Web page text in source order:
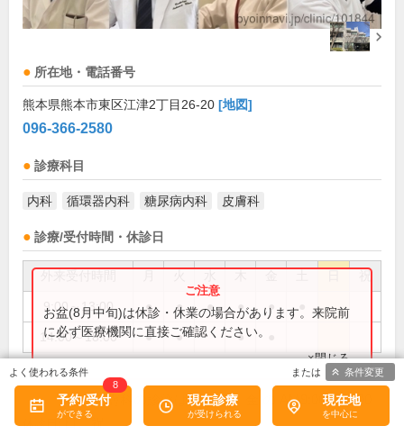
所在地・電話番号
熊本県熊本市東区江津2丁目26-20 [地図]
096-366-2580
診療科目
内科 循環器内科 糖尿病内科 皮膚科
診療/受付時間・休診日
祝
9:00～13:00 ● ● ● ● ●
14:00～18:00 ● ● ●
お盆(8月中旬)は休診・休業の場合があります。来院前
に必ず医療機関に直接ご確認ください。
×閉じる
備考: 皮膚科の診療は 火・木・金 の AM9:00～12:00
休診日: 日、祝
予約/受付
8
現在診療 現在地
条件変更